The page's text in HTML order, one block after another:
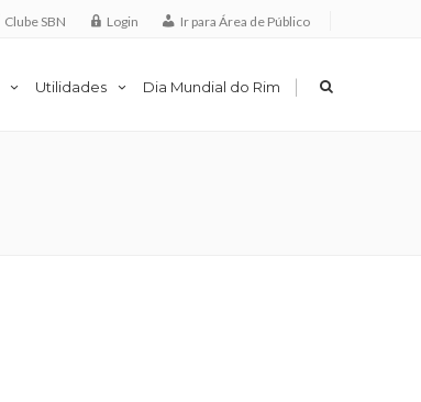
Clube SBN Login Ir para Área de Público
Utilidades Dia Mundial do Rim |